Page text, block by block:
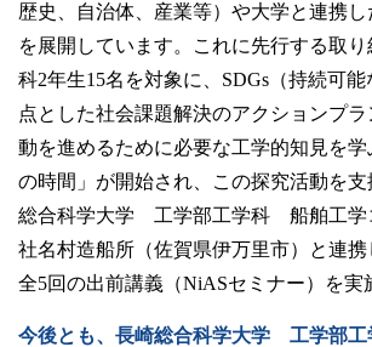
お問い合わせ
緊急時のお知らせ
このサイトについて
プライバシーポリシー
お問い合わせフォーム
歴史、自治体、産業等）や大学と連携し
を展開しています。これに先行する取
科2年生15名を対象に、SDGs（持続可
点とした社会課題解決のアクションプ
動を進めるために必要な工学的知見を
の時間」が開始され、この探究活動を
総合科学大学 工学部工学科 船舶工学
社名村造船所（佐賀県伊万里市）と連携
全5回の出前講義（NiASセミナー）を実
今後とも、長崎総合科学大学 工学部